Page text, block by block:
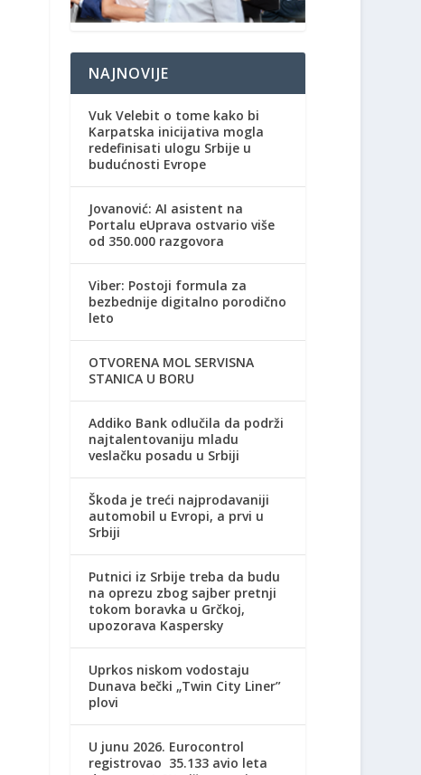
NAJNOVIJE
Vuk Velebit o tome kako bi
Karpatska inicijativa mogla
redefinisati ulogu Srbije u
budućnosti Evrope
Jovanović: AI asistent na
Portalu eUprava ostvario više
od 350.000 razgovora
Viber: Postoji formula za
bezbednije digitalno porodično
leto
OTVORENA MOL SERVISNA
STANICA U BORU
Addiko Bank odlučila da podrži
najtalentovaniju mladu
veslačku posadu u Srbiji
Škoda je treći najprodavaniji
automobil u Evropi, a prvi u
Srbiji
Putnici iz Srbije treba da budu
na oprezu zbog sajber pretnji
tokom boravka u Grčkoj,
upozorava Kaspersky
Uprkos niskom vodostaju
Dunava bečki „Twin City Liner”
plovi
U junu 2026. Eurocontrol
registrovao 35.133 avio leta